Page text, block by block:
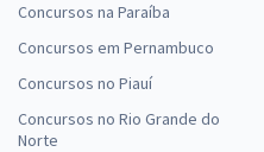
Concursos na Paraíba
Concursos em Pernambuco
Concursos no Piauí
Concursos no Rio Grande do
Norte